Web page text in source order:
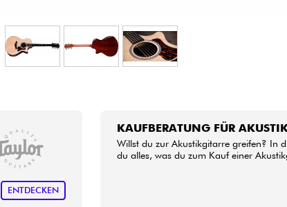
ENTDECKEN
KAUFBERATUNG FÜR
Willst du zur Akustikgitarre greifen? In
du alles, was du zum Kauf einer